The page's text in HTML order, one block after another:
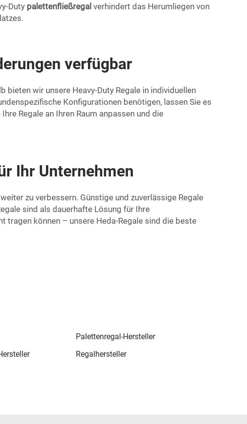
Duty palettenfließregal verhindert das Herumliegen von
verfügbar
wir unsere Heavy-Duty Regale in individuellen
Konfigurationen benötigen, lassen Sie es
Regale an Ihren Raum anpassen und die
Ihr Unternehmen
zu verbessern. Günstige und zuverlässige Regale
sind als dauerhafte Lösung für Ihre
tragen können – unsere Heda-Regale sind die beste
Palettenregal-Hersteller
Regalhersteller